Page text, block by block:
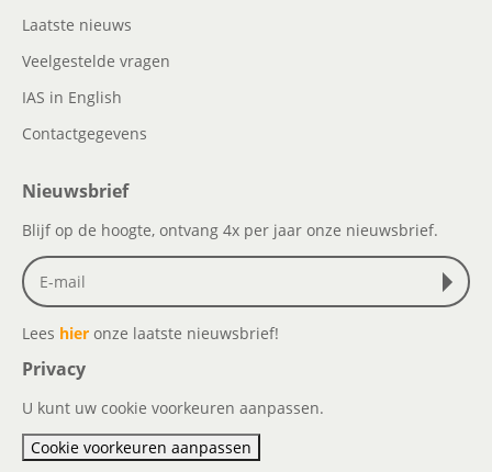
Laatste nieuws
Veelgestelde vragen
IAS in English
Contactgegevens
Nieuwsbrief
Blijf op de hoogte, ontvang 4x per jaar onze nieuwsbrief.
Lees hier onze laatste nieuwsbrief!
Privacy
U kunt uw cookie voorkeuren aanpassen.
Cookie voorkeuren aanpassen